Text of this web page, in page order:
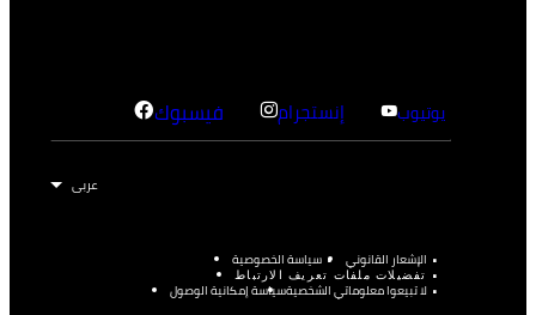
فيسبوك إنستجرام يوتيوب
الإشعار القانوني سياسة الخصوصية
تفضيلات ملفات تعريف الارتباط
لا تبيعوا معلوماتي الشخصيةسياسة إمكانية الوصول